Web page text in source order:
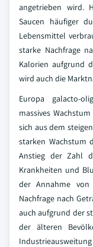
angetrieben wird.
Saucen häufiger
Lebensmittel
starke Nachfrage
Kalorien aufgrund
wird auch die
Europa galacto-
massives
sich aus dem
starken Wachstum
Anstieg der Zahl
Krankheiten und
der Annahme von
Nachfrage nach
auch aufgrund der
der älteren